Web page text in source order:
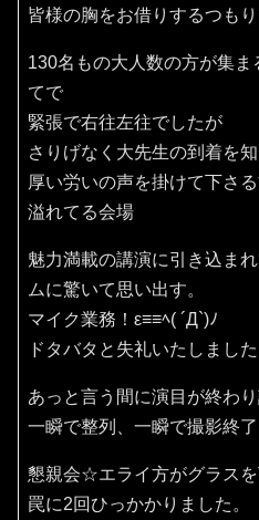
皆様の胸をお借りするつも
130名もの大人数の方が集
てで
緊張で右往左往でしたが
さりげなく大先生の到着を
厚い労いの声を掛けて下さ
溢れてる会場
魅力満載の講演に引き込ま
ムに驚いて思い出す。
マイク業務！ε≡≡ﾍ( ´Д`)ﾉ
ドタバタと失礼いたしまし
あっと言う間に演目が終わり
一瞬で整列、一瞬で撮影終了
懇親会☆エライ方がグラス
罠に2回ひっかかりました。